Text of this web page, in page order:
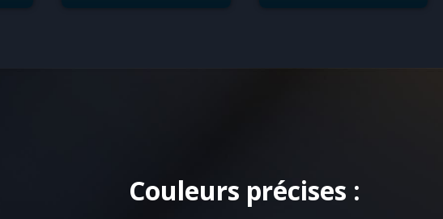
Couleurs précises :